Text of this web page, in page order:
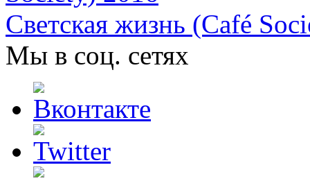
Светская жизнь (Café
Мы в соц. сетях